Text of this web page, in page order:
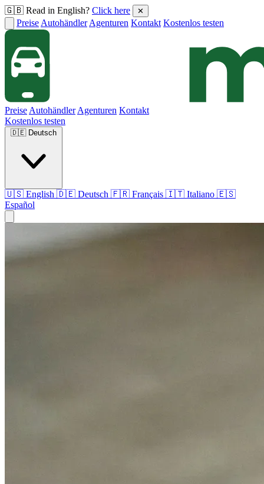
🇬🇧 Read in English? Click here ✕
Preise Autohändler Agenturen Kontakt Kostenlos testen
Preise Autohändler Agenturen Kontakt
Kostenlos testen
🇩🇪 Deutsch
🇺🇸 English 🇩🇪 Deutsch 🇫🇷 Français 🇮🇹 Italiano 🇪🇸
Español